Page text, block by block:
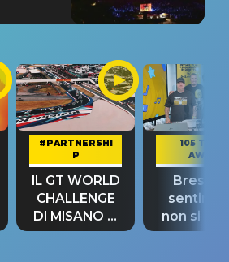
#PARTNERSHI
P
IL GT WORLD
CHALLENGE
DI MISANO si
riconferma
105 TAKE
AWAY
Bresh:
non si
fino alla